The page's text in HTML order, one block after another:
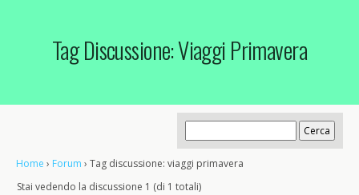
Tag Discussione: Viaggi Primavera
Home › Forum › Tag discussione: viaggi primavera
Stai vedendo la discussione 1 (di 1 totali)